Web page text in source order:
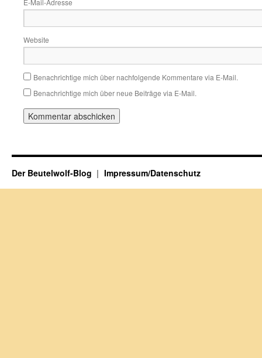
E-Mail-Adresse
Website
Benachrichtige mich über nachfolgende Kommentare via E-Mail.
Benachrichtige mich über neue Beiträge via E-Mail.
Der Beutelwolf-Blog Impressum/Datenschutz